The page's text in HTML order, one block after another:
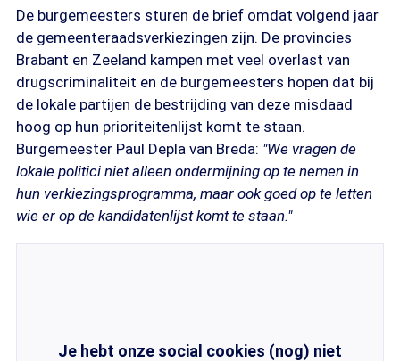
De burgemeesters sturen de brief omdat volgend jaar
de gemeenteraadsverkiezingen zijn. De provincies
Brabant en Zeeland kampen met veel overlast van
drugscriminaliteit en de burgemeesters hopen dat bij
de lokale partijen de bestrijding van deze misdaad
hoog op hun prioriteitenlijst komt te staan.
Burgemeester Paul Depla van Breda: "We vragen de
lokale politici niet alleen ondermijning op te nemen in
hun verkiezingsprogramma, maar ook goed op te letten
wie er op de kandidatenlijst komt te staan."
Je hebt onze social cookies (nog) niet